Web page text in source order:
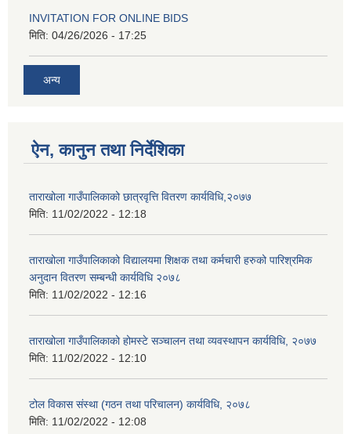
INVITATION FOR ONLINE BIDS
मिति: 04/26/2026 - 17:25
अन्य
ऐन, कानुन तथा निर्देशिका
ताराखोला गाउँपालिकाको छात्रवृत्ति वितरण कार्यविधि,२०७७
मिति: 11/02/2022 - 12:18
ताराखोला गाउँपालिकाको विद्यालयमा शिक्षक तथा कर्मचारी हरुको पारिश्रमिक
अनुदान वितरण सम्बन्धी कार्यविधि २०७८
मिति: 11/02/2022 - 12:16
ताराखोला गाउँपालिकाको होमस्टे सञ्चालन तथा व्यवस्थापन कार्यविधि, २०७७
मिति: 11/02/2022 - 12:10
टोल विकास संस्था (गठन तथा परिचालन) कार्यविधि, २०७८
मिति: 11/02/2022 - 12:08